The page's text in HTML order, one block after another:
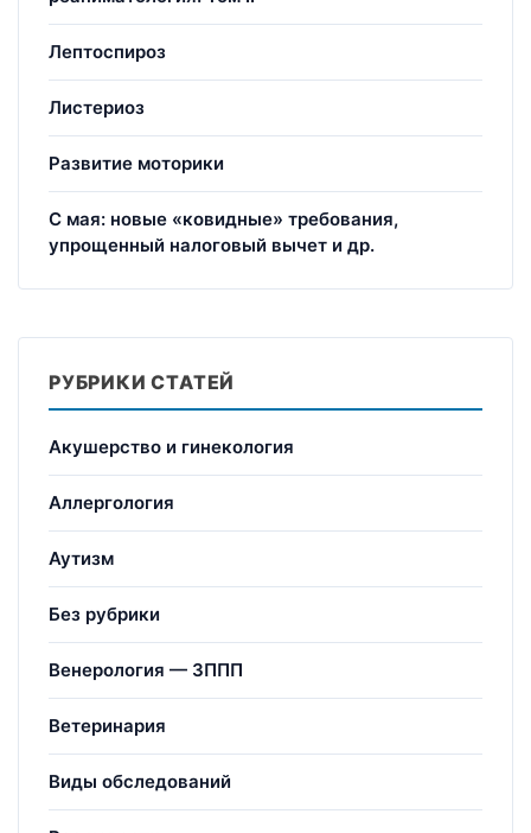
Лептоспироз
Листериоз
Развитие моторики
С мая: новые «ковидные» требования,
упрощенный налоговый вычет и др.
РУБРИКИ СТАТЕЙ
Акушерство и гинекология
Аллергология
Аутизм
Без рубрики
Венерология — ЗППП
Ветеринария
Виды обследований